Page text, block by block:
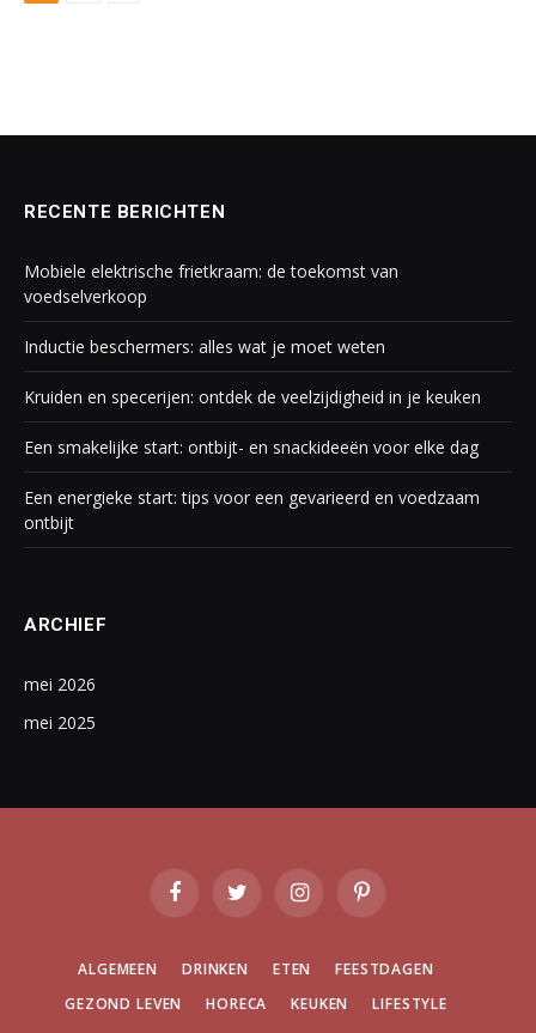
RECENTE BERICHTEN
Mobiele elektrische frietkraam: de toekomst van
voedselverkoop
Inductie beschermers: alles wat je moet weten
Kruiden en specerijen: ontdek de veelzijdigheid in je keuken
Een smakelijke start: ontbijt- en snackideeën voor elke dag
Een energieke start: tips voor een gevarieerd en voedzaam
ontbijt
ARCHIEF
mei 2026
mei 2025
FacebookTwitter InstagramPinterest
ALGEMEEN DRINKEN ETEN
FEESTDAGEN
GEZOND LEVEN
HORECA KEUKEN
LIFESTYLE